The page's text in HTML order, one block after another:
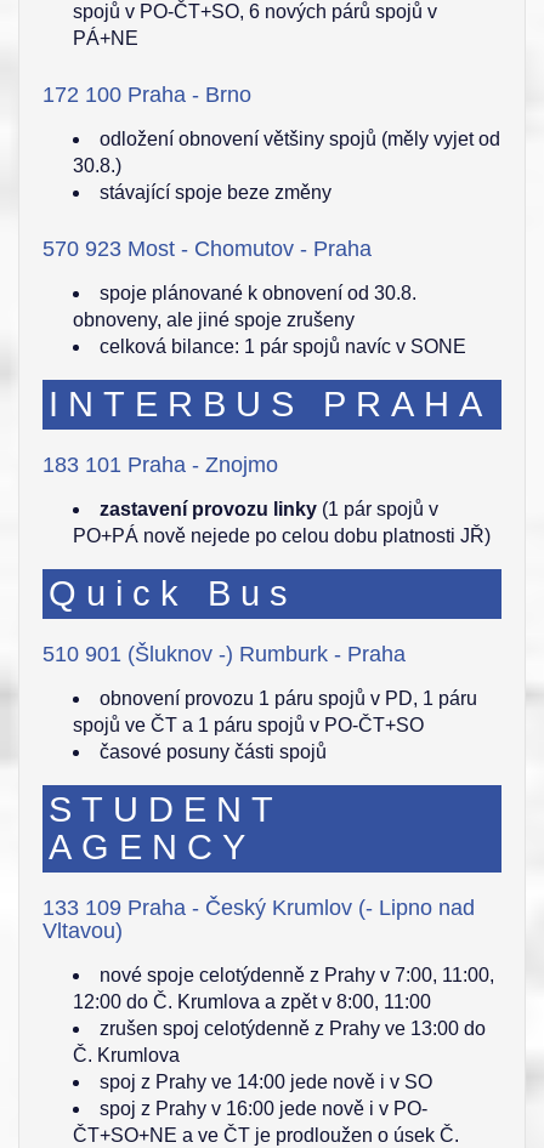
spojů v PO-ČT+SO, 6 nových párů spojů v
PÁ+NE
172 100 Praha - Brno
odložení obnovení většiny spojů (měly vyjet od
30.8.)
stávající spoje beze změny
570 923 Most - Chomutov - Praha
spoje plánované k obnovení od 30.8.
obnoveny, ale jiné spoje zrušeny
celková bilance: 1 pár spojů navíc v SONE
INTERBUS PRAHA
183 101 Praha - Znojmo
zastavení provozu linky (1 pár spojů v
PO+PÁ nově nejede po celou dobu platnosti JŘ)
Quick Bus
510 901 (Šluknov -) Rumburk - Praha
obnovení provozu 1 páru spojů v PD, 1 páru
spojů ve ČT a 1 páru spojů v PO-ČT+SO
časové posuny části spojů
STUDENT
AGENCY
133 109 Praha - Český Krumlov (- Lipno nad
Vltavou)
nové spoje celotýdenně z Prahy v 7:00, 11:00,
12:00 do Č. Krumlova a zpět v 8:00, 11:00
zrušen spoj celotýdenně z Prahy ve 13:00 do
Č. Krumlova
spoj z Prahy ve 14:00 jede nově i v SO
spoj z Prahy v 16:00 jede nově i v PO-
ČT+SO+NE a ve ČT je prodloužen o úsek Č.